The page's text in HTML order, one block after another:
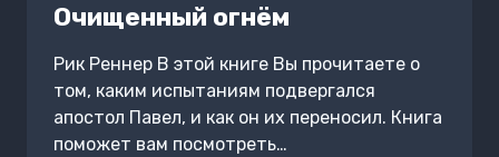
Очищенный огнём
Рик Реннер В этой книге Вы прочитаете о
том, каким испытаниям подвергался
апостол Павел, и как он их переносил. Книга
поможет вам посмотреть…